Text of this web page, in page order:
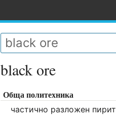
black ore
Обща политехника
частично разложен пирит